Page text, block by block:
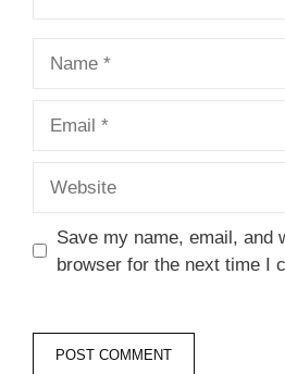
Save my name, email, and
browser for the next time I